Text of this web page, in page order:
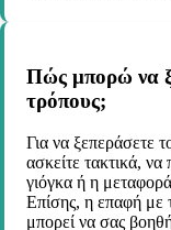
Πώς μπορώ να
τρόπους;
Για να ξεπεράσετε
ασκείτε τακτικά,
γιόγκα ή η
Επίσης, η επαφή με
μπορεί να σας